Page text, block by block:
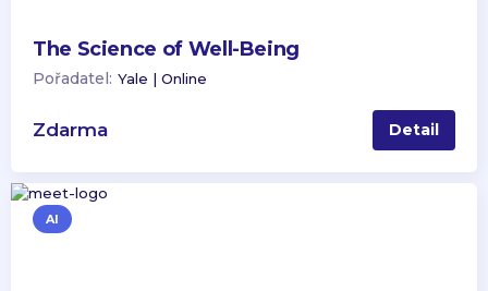
The Science of Well-Being
Pořadatel: Yale | Online
Zdarma Detail
AI